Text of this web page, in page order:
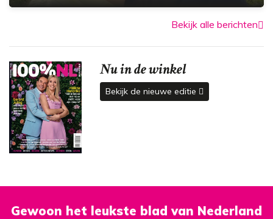
Bekijk alle berichten
Nu in de winkel
Bekijk de nieuwe editie
Gewoon het leukste blad van Nederland